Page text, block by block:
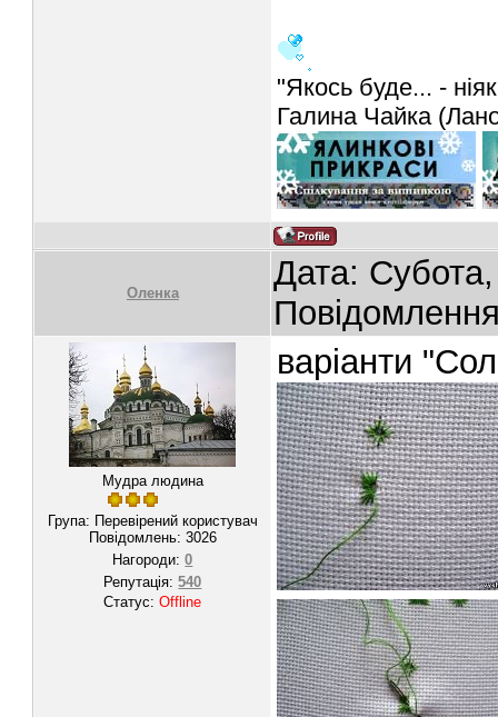
"Якось буде... -
Галина Чайка
Oленка
Дата:
Мудра людина
Група: Перевірений користувач
Повідомлень: 3026
Нагороди:0
Репутація:540
Статус:Offline
варіанти